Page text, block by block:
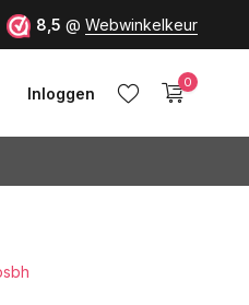
8,5 @ Webwinkelkeur
Inloggen
0